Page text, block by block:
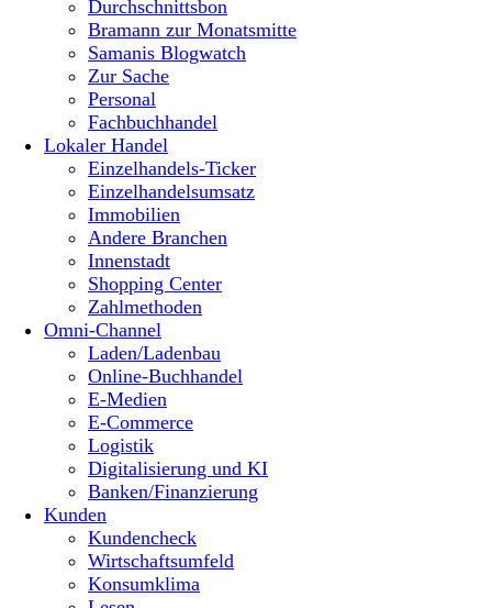
Durchschnittsbon
Bramann zur Monatsmitte
Samanis Blogwatch
Zur Sache
Personal
Fachbuchhandel
Lokaler Handel
Einzelhandels-Ticker
Einzelhandelsumsatz
Immobilien
Andere Branchen
Innenstadt
Shopping Center
Zahlmethoden
Omni-Channel
Laden/Ladenbau
Online-Buchhandel
E-Medien
E-Commerce
Logistik
Digitalisierung und KI
Banken/Finanzierung
Kunden
Kundencheck
Wirtschaftsumfeld
Konsumklima